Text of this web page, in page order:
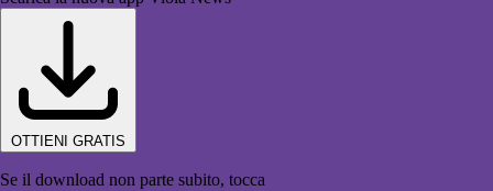
OTTIENI GRATIS
Se il download non parte subito, tocca